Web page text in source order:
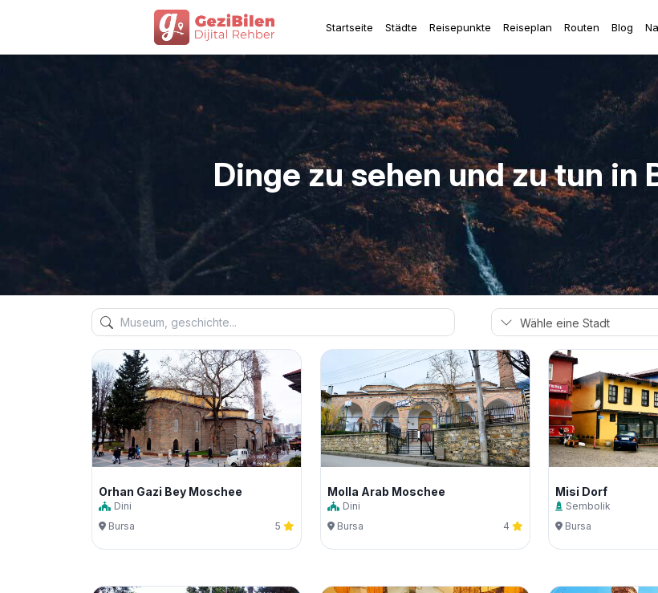
Startseite Städte Reisepunkte Reiseplan Routen Blog
Dinge zu sehen und zu tun in
Orhan Gazi Bey Moschee
Dini
Bursa
5
Molla Arab Moschee
Dini
Bursa
4
Misi Dorf
Sembolik
Bursa